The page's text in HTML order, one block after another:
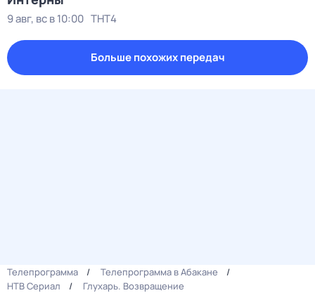
9 авг, вс в 10:00 ТНТ4
Больше похожих передач
Телепрограмма
Телепрограмма в Абакане
НТВ Сериал
Глухарь. Возвращение